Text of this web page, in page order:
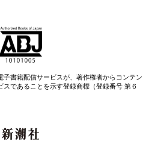
子書籍配信サービスが、著作権者からコンテン
であることを示す登録商標（登録番号 第６